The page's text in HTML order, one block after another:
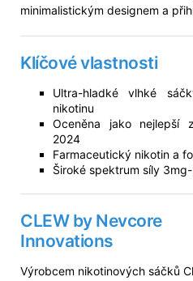
minimalistickým designem a
Klíčové vlastnosti
Ultra-hladké vlhké
nikotinu
Oceněna jako nejlepší
2024
Farmaceutický nikotin a
Široké spektrum síly
CLEW by Nevcore
Innovations
Výrobcem nikotinových sáčků